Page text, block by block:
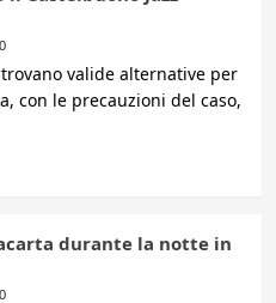
valide alternative per
con le precauzioni del caso,
durante la notte in